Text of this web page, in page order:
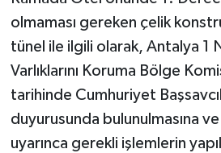
olmaması gereken çelik
tünel ile ilgili olarak, Antalya 1
Varlıklarını Koruma Bölge
tarihinde Cumhuriyet
duyurusunda bulunulmasına
uyarınca gerekli işlemlerin